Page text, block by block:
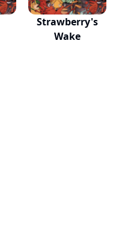
Strawberry's
Wake